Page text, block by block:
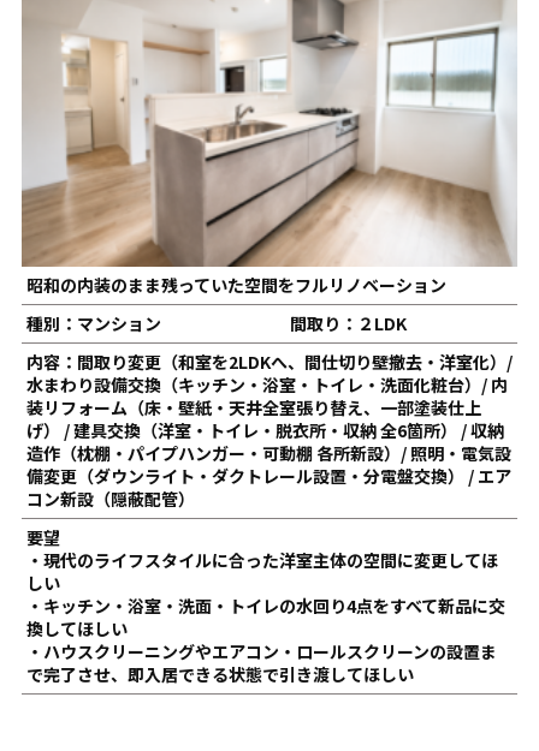
昭和の内装のまま残っていた空間をフルリノベーション
種別：マンション
間取り：２LDK
内容：間取り変更（和室を2LDKへ、間仕切り壁撤去・洋室化）/
水まわり設備交換（キッチン・浴室・トイレ・洗面化粧台）/ 内
装リフォーム（床・壁紙・天井全室張り替え、一部塗装仕上
げ） / 建具交換（洋室・トイレ・脱衣所・収納 全6箇所） / 収納
造作（枕棚・パイプハンガー・可動棚 各所新設）/ 照明・電気設
備変更（ダウンライト・ダクトレール設置・分電盤交換） / エア
コン新設（隠蔽配管）
要望
・現代のライフスタイルに合った洋室主体の空間に変更してほ
しい
・キッチン・浴室・洗面・トイレの水回り4点をすべて新品に交
換してほしい
・ハウスクリーニングやエアコン・ロールスクリーンの設置ま
で完了させ、即入居できる状態で引き渡してほしい